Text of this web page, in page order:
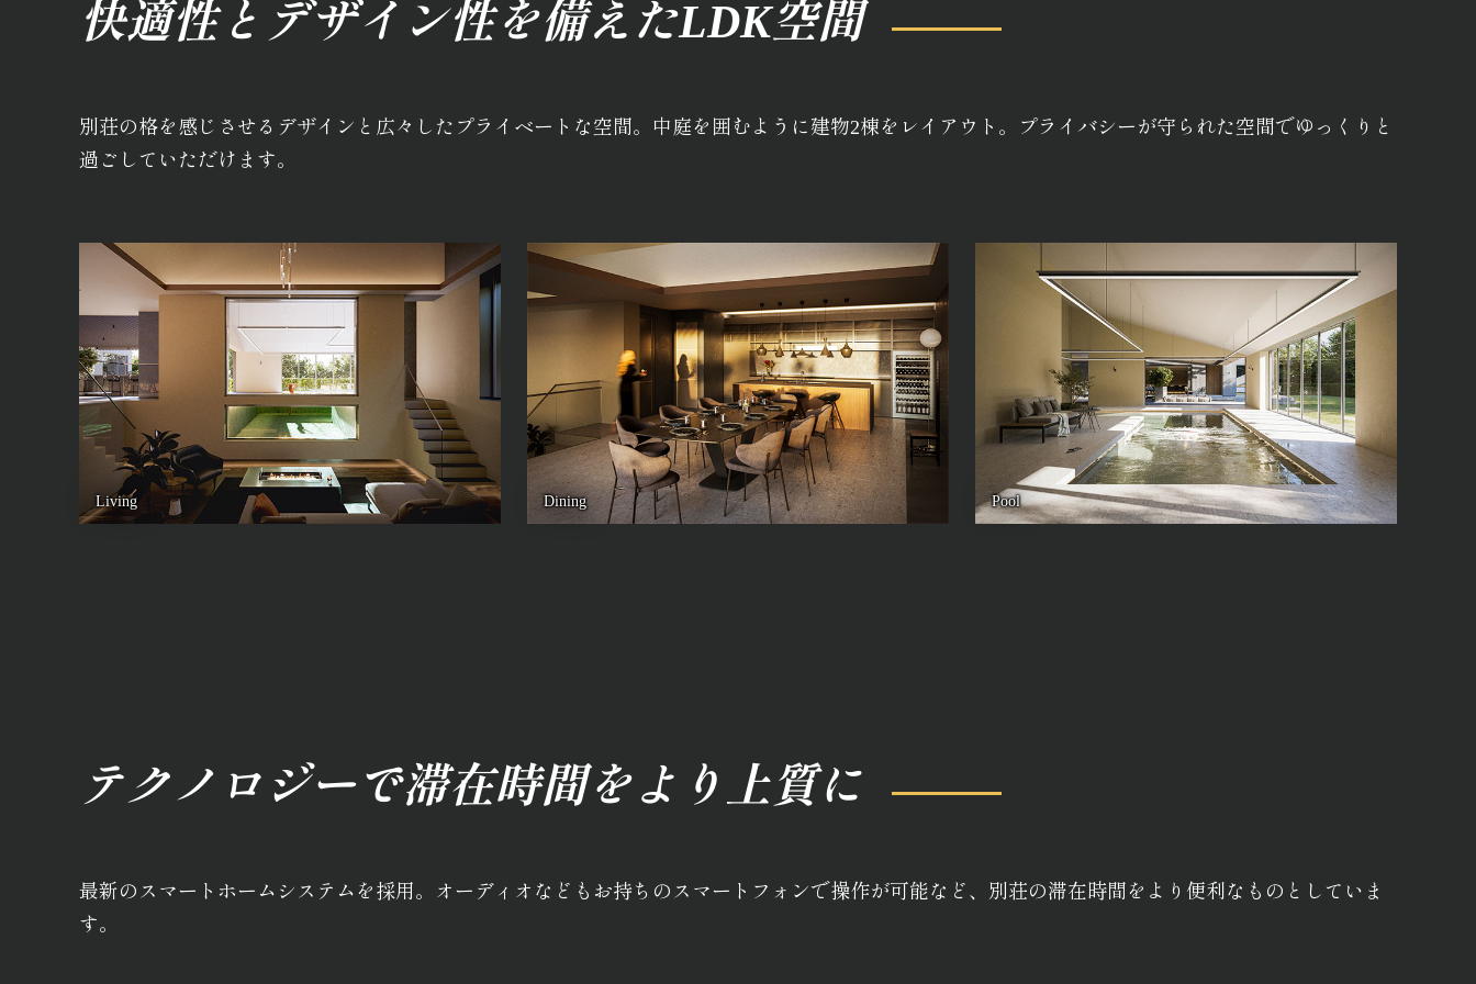
快適性とデザイン性を備えたLDK空間
別荘の格を感じさせるデザインと広々したプライベートな空間。中庭を囲むように建物2棟をレイアウト。プライバシーが守られた空間でゆっくりと
過ごしていただけます。
Living Dining Pool
テクノロジーで滞在時間をより上質に
最新のスマートホームシステムを採用。オーディオなどもお持ちのスマートフォンで操作が可能など、別荘の滞在時間をより便利なものとしていま
す。